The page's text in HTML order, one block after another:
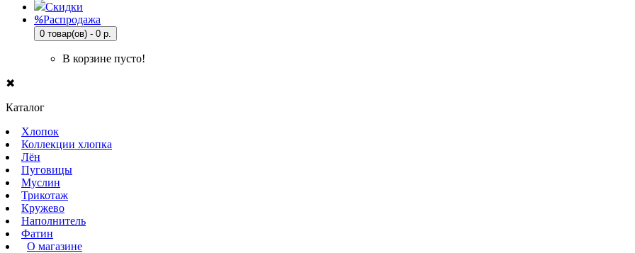
Скидки
%Распродажа
0 товар(ов) - 0 р.
В корзине пусто!
✖
Каталог
Хлопок
Коллекции хлопка
Лён
Пуговицы
Муслин
Трикотаж
Кружево
Наполнитель
Фатин
О магазине